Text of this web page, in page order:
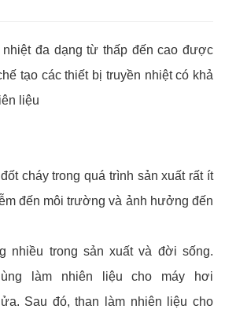
nhiệt đa dạng từ thấp đến cao được
tạo các thiết bị truyền nhiệt có khả
liệu
cháy trong quá trình sản xuất rất ít
đến môi trường và ảnh hưởng đến
nhiều trong sản xuất và đời sống.
làm nhiên liệu cho máy hơi
Sau đó, than làm nhiên liệu cho